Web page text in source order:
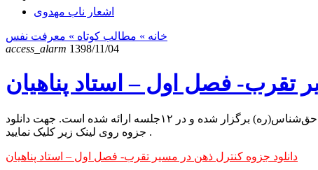
اشعار ناب مهدوی
خانه » مطالب کوتاه » معرفت نفس
access_alarm 1398/11/04
تقرب- فصل اول – استاد پناهیان
” می‌باشد که در محرم سال۹۷ و در حسینیه آیت الله حق‌شناس(ره) برگزار شده و در ۱۲جلسه ارائه شده است. جهت دانلود
جزوه روی لینک زیر کلیک نمایید .
دانلود جزوه کنترل ذهن در مسیر تقرب- فصل اول – استاد پناهیان